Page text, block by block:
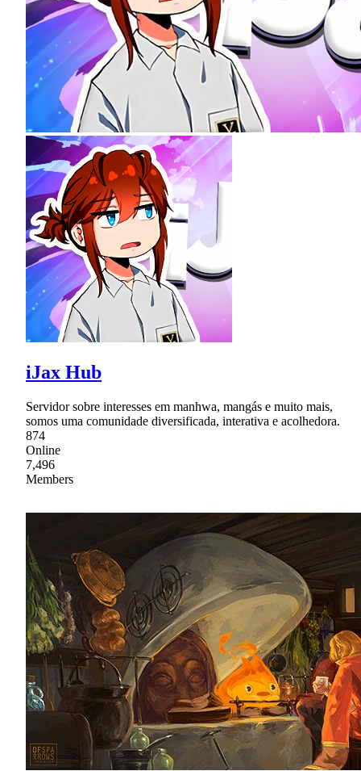
iJax Hub
Servidor sobre interesses em manhwa, mangás e muito mais,
somos uma comunidade diversificada, interativa e acolhedora.
874
Online
7,496
Members